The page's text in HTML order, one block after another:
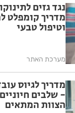
נגד גזים
מדריך קומפלט
וטיפול טבעי
מערכת האתר
מדריך לגיוס
- שלבים
הצוות המתאים